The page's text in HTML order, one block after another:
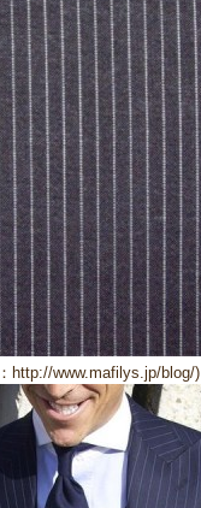
http://www.mafilys.jp/blog/)